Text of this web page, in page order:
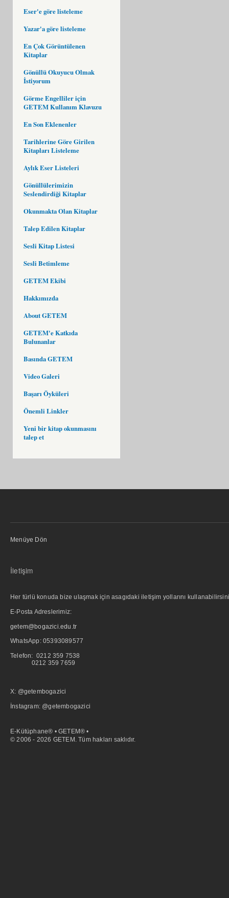
Eser'e göre listeleme
Yazar'a göre listeleme
En Çok Görüntülenen
Kitaplar
Gönüllü Okuyucu Olmak
İstiyorum
Görme Engelliler için
GETEM Kullanım Klavuzu
En Son Eklenenler
Tarihlerine Göre Girilen
Kitapları Listeleme
Aylık Eser Listeleri
Gönüllülerimizin
Seslendirdiği Kitaplar
Okunmakta Olan Kitaplar
Talep Edilen Kitaplar
Sesli Kitap Listesi
Sesli Betimleme
GETEM Ekibi
Hakkımızda
About GETEM
GETEM'e Katkıda
Bulunanlar
Basında GETEM
Video Galeri
Başarı Öyküleri
Önemli Linkler
Yeni bir kitap okunmasını
talep et
Menüye Dön
İletişim
Her türlü konuda bize ulaşmak için asagıdaki iletişim yollarını
E-Posta Adreslerimiz:
getem@bogazici.edu.tr
WhatsApp: 05393089577
Telefon: 0212 359 7538
0212 359 7659
X: @getembogazici
İnstagram: @getembogazici
E-Kütüphane® • GETEM® •
© 2006 - 2026 GETEM. Tüm hakları saklıdır.